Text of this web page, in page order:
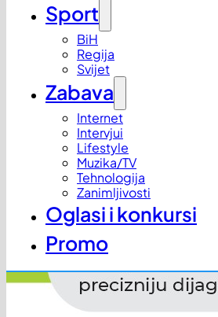
Sport
BiH
Regija
Svijet
Zabava
Internet
Intervjui
Lifestyle
Muzika/TV
Tehnologija
Zanimljivosti
Oglasi i konkursi
Promo